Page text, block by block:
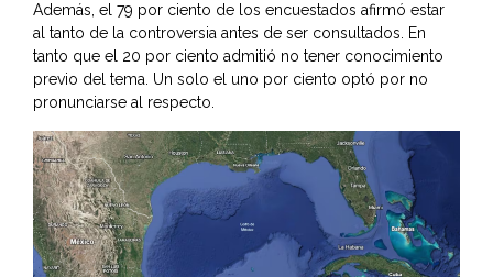
Además, el 79 por ciento de los encuestados afirmó estar
al tanto de la controversia antes de ser consultados. En
tanto que el 20 por ciento admitió no tener conocimiento
previo del tema. Un solo el uno por ciento optó por no
pronunciarse al respecto.